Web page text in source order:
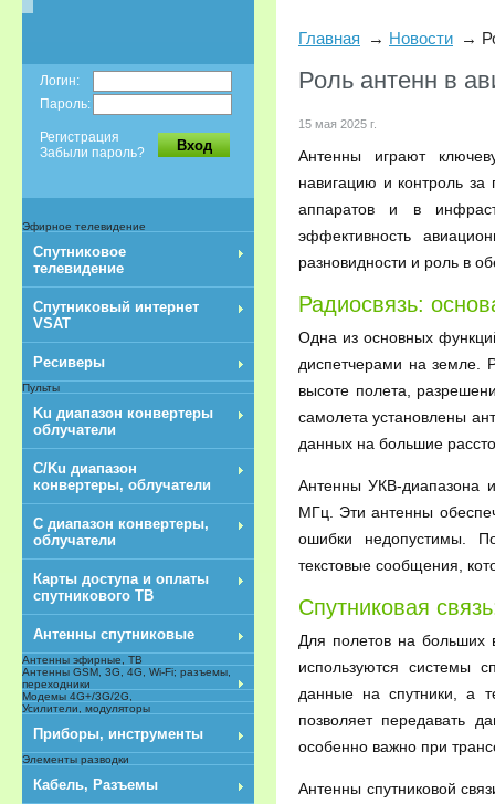
Главная Новости
Роль антенн в
15 мая 2025 г.
Антенны играют
навигацию и контроль
аппаратов и в
эффективность
разновидности и роль в
Радиосвязь:
Одна из основных
диспетчерами на земле.
высоте полета,
самолета установлены
данных на большие
Антенны УКВ-диапазона
МГц. Эти антенны
ошибки недопустимы.
текстовые сообщения,
Спутниковая
Для полетов на больших
используются системы
данные на спутники, а
позволяет передавать
особенно важно при
Антенны спутниковой
Логин:
Пароль:
Регистрация
Забыли пароль?
Вход
Эфирное телевидение
Спутниковое
телевидение
Спутниковый интернет
VSAT
Ресиверы
Пульты
Ku диапазон конвертеры
облучатели
C/Ku диапазон
конвертеры, облучатели
С диапазон конвертеры,
облучатели
Карты доступа и оплаты
спутникового ТВ
Антенны спутниковые
Антенны эфирные, ТВ
Антенны GSM, 3G, 4G, Wi-Fi; разъемы,
переходники
Модемы 4G+/3G/2G,
Усилители, модуляторы
Приборы, инструменты
Элементы разводки
Кабель, Разъемы